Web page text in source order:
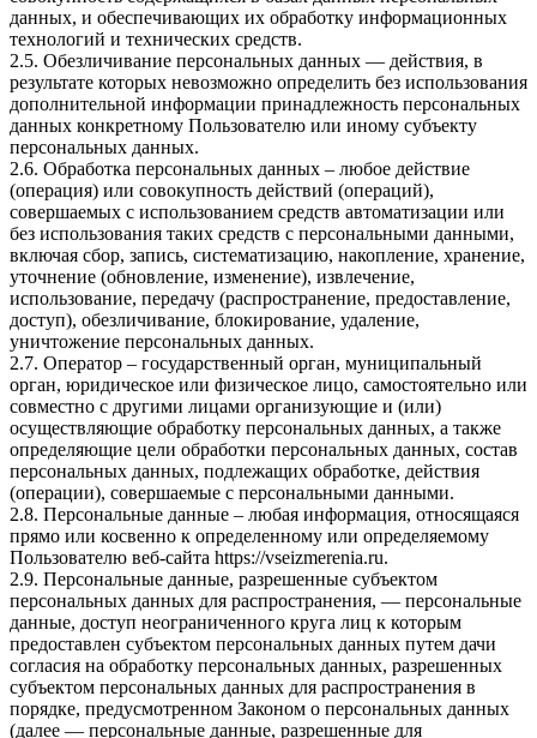
данных, и обеспечивающих их обработку информационных
технологий и технических средств.
2.5. Обезличивание персональных данных — действия, в
результате которых невозможно определить без использования
дополнительной информации принадлежность персональных
данных конкретному Пользователю или иному субъекту
персональных данных.
2.6. Обработка персональных данных – любое действие
(операция) или совокупность действий (операций),
совершаемых с использованием средств автоматизации или
без использования таких средств с персональными данными,
включая сбор, запись, систематизацию, накопление, хранение,
уточнение (обновление, изменение), извлечение,
использование, передачу (распространение, предоставление,
доступ), обезличивание, блокирование, удаление,
уничтожение персональных данных.
2.7. Оператор – государственный орган, муниципальный
орган, юридическое или физическое лицо, самостоятельно или
совместно с другими лицами организующие и (или)
осуществляющие обработку персональных данных, а также
определяющие цели обработки персональных данных, состав
персональных данных, подлежащих обработке, действия
(операции), совершаемые с персональными данными.
2.8. Персональные данные – любая информация, относящаяся
прямо или косвенно к определенному или определяемому
Пользователю веб-сайта https://vseizmerenia.ru.
2.9. Персональные данные, разрешенные субъектом
персональных данных для распространения, — персональные
данные, доступ неограниченного круга лиц к которым
предоставлен субъектом персональных данных путем дачи
согласия на обработку персональных данных, разрешенных
субъектом персональных данных для распространения в
порядке, предусмотренном Законом о персональных данных
(далее — персональные данные, разрешенные для